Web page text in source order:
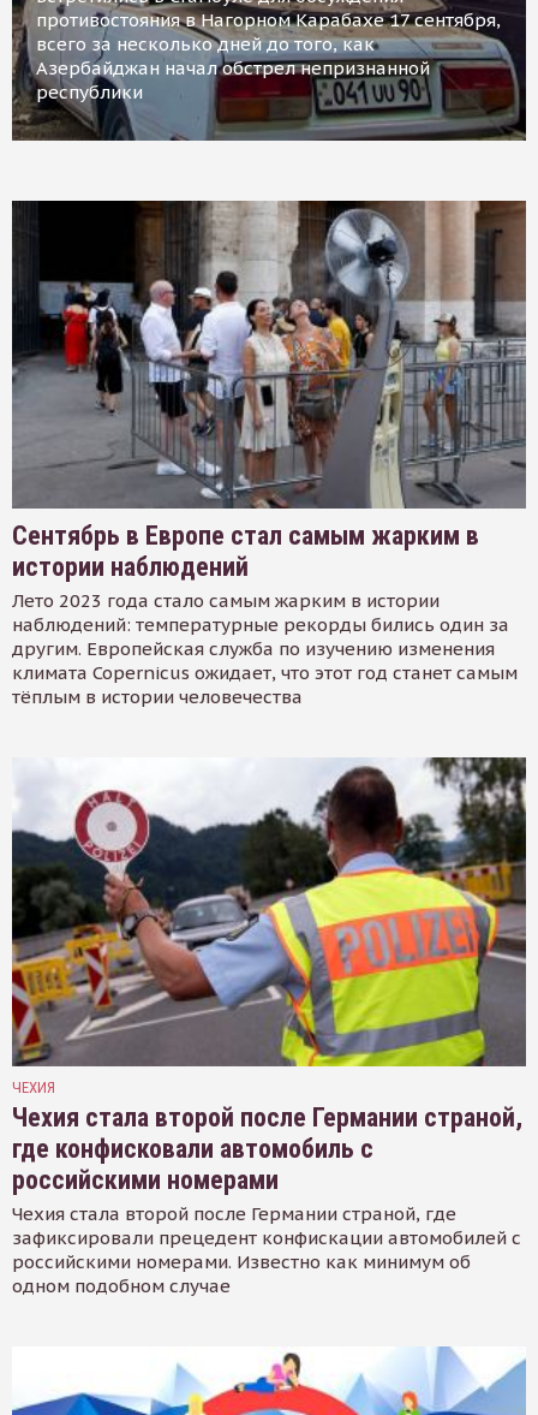
противостояния в Нагорном Карабахе 17 сентября,
всего за несколько дней до того, как
Азербайджан начал обстрел непризнанной
республики
Сентябрь в Европе стал самым жарким в
истории наблюдений
Лето 2023 года стало самым жарким в истории
наблюдений: температурные рекорды бились один за
другим. Европейская служба по изучению изменения
климата Copernicus ожидает, что этот год станет самым
тёплым в истории человечества
ЧЕХИЯ
Чехия стала второй после Германии страной,
где конфисковали автомобиль с
российскими номерами
Чехия стала второй после Германии страной, где
зафиксировали прецедент конфискации автомобилей с
российскими номерами. Известно как минимум об
одном подобном случае